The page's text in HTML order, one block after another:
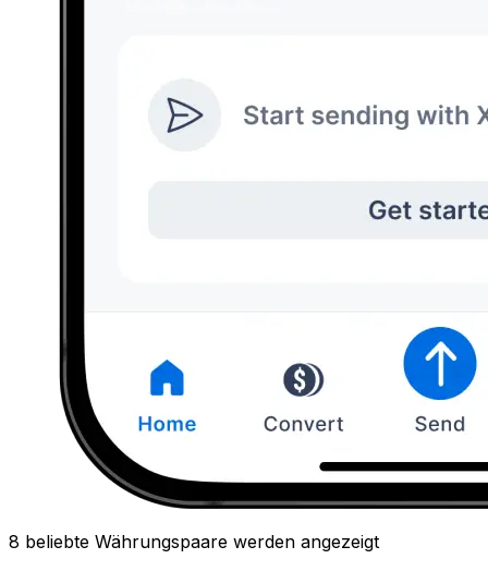
8 beliebte Währungspaare werden angezeigt